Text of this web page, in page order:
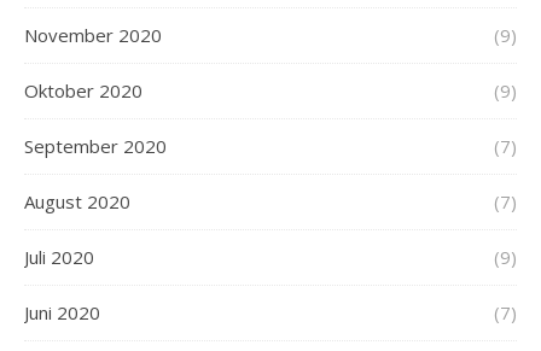
November 2020 (9)
Oktober 2020 (9)
September 2020 (7)
August 2020 (7)
Juli 2020 (9)
Juni 2020 (7)